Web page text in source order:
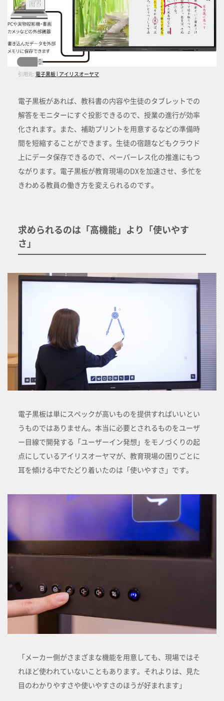
引用元: 電子黒板 | アイリスオーヤマ
電子黒板があれば、教科書の内容や生徒のタブレットでの
解答をモニターにすぐ投影できるので、授業の進行が効率
化されます。また、補助プリントを用意するなどの準備時
間を短縮することができます。生徒の宿題などもクラウド
上にデータ保存できるので、ペーパーレス化の推進にもつ
ながります。電子黒板が教育現場のDXを加速させ、多忙を
きわめる教員の働き方を変えられるのです。
求められるのは「高機能」より「使いやす
さ」
電子黒板は単にスペックが高いものを提供すればいいとい
うものではありません。本当に必要とされるものをユーザ
ー目線で開発する「ユーザーイン発想」をモノづくりの起
点にしているアイリスオーヤマが、教育現場の困りごとに
耳を傾ける中でたどり着いたのは「使いやすさ」です。
「メーカー側がさまざまな機能を用意しても、現場ではそ
れほど使われていないこともあります。それよりは、見た
目のわかりやすさや使いやすさのほうが好まれます」